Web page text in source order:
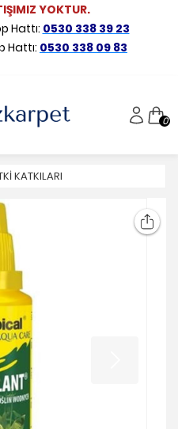
YOKTUR.
Hattı: 0530 338 39 23
Hattı: 0530 338 09 83
0
KATKILARI